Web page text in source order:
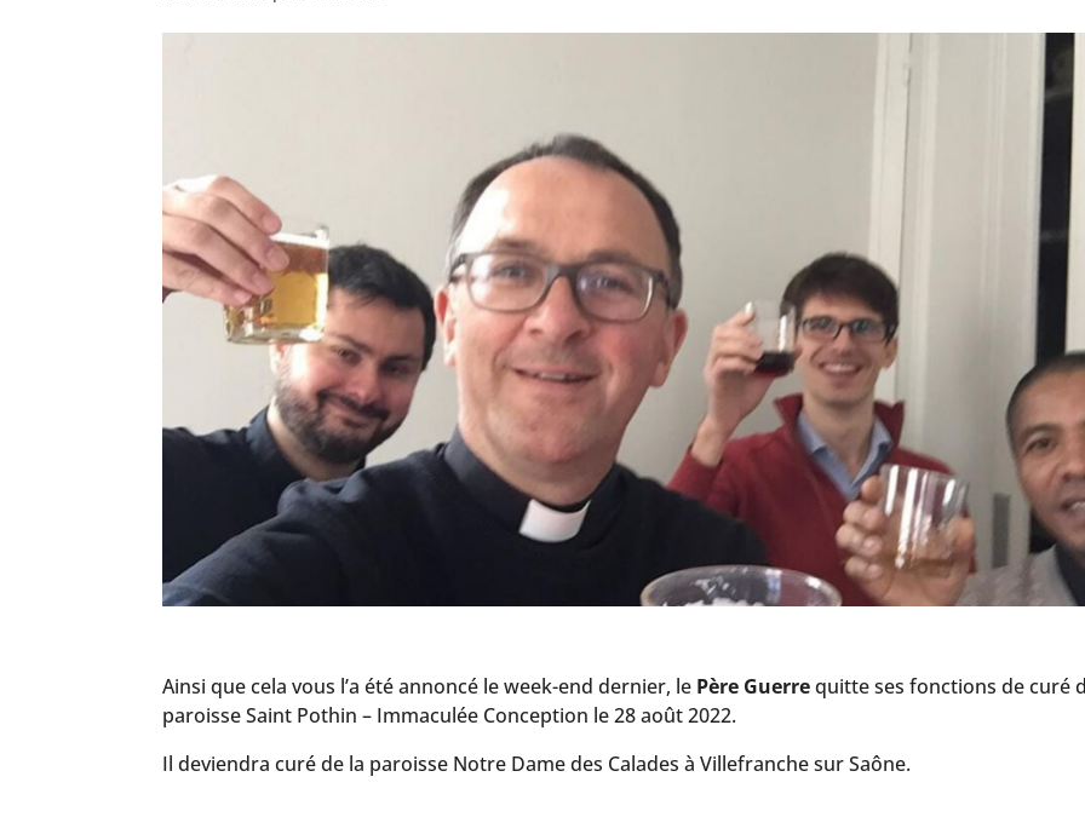
Ainsi que cela vous l’a été annoncé le week-end dernier, le Père Guerrequitte ses fonctions de curé
paroisse Saint Pothin – Immaculée Conception le 28 août 2022.
Il deviendra curé de la paroisse Notre Dame des Calades à Villefranche sur Saône.